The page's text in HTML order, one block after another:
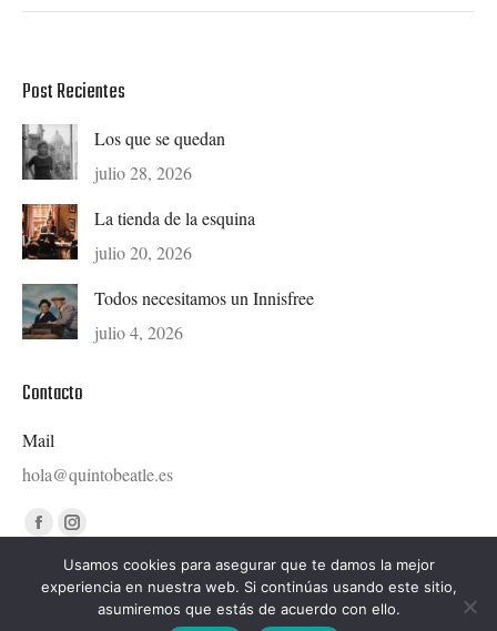
Post Recientes
Los que se quedan
julio 28, 2026
La tienda de la esquina
julio 20, 2026
Todos necesitamos un Innisfree
julio 4, 2026
Contacto
Mail
hola@quintobeatle.es
Find us on:
Facebook
page
opens
Instagram
page
opens
Diseñado por © Ondiseño.com 2020
Usamos cookies para asegurar que te damos la mejor
experiencia en nuestra web. Si continúas usando este sitio,
asumiremos que estás de acuerdo con ello.